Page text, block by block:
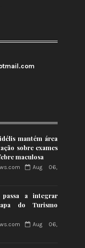
mantém área
sobre exames
maculosa
Aug 06,
a integrar
do Turismo
Aug 06,